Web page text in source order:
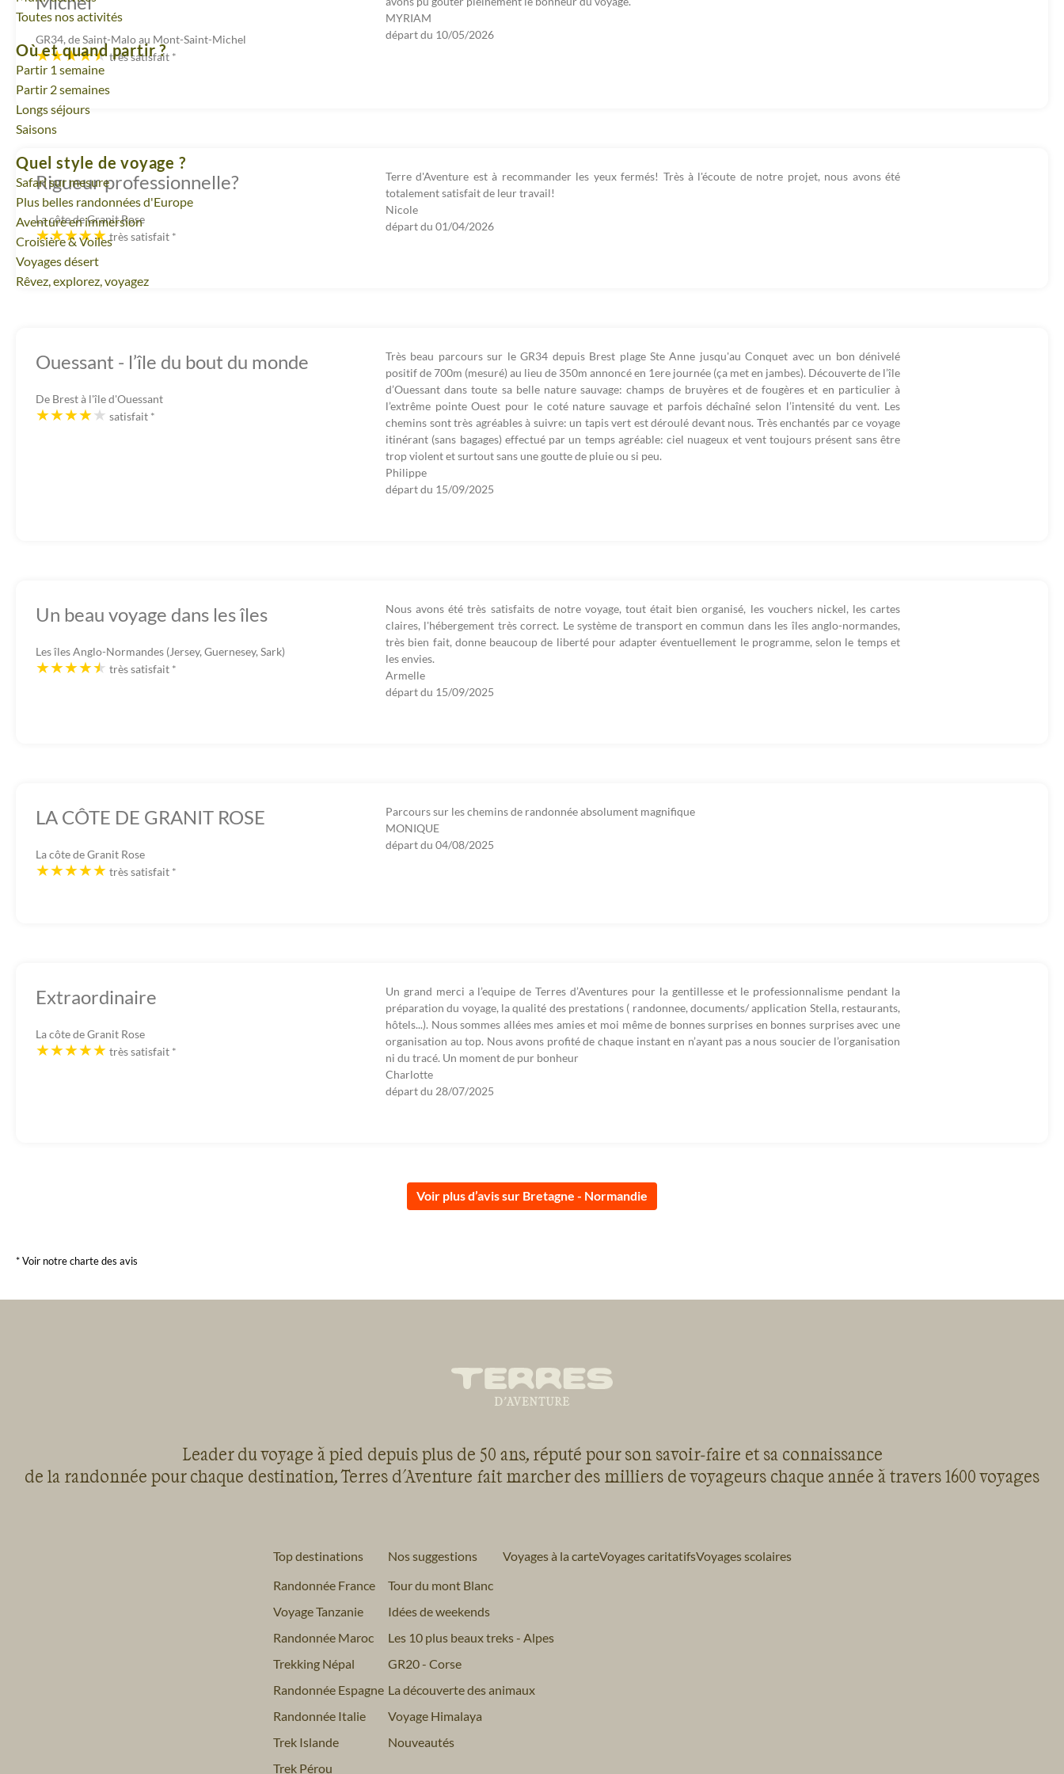
Toutes nos activités
Où et quand partir ?
Partir 1 semaine
Partir 2 semaines
Longs séjours
Saisons
Quel style de voyage ?
Safari sur mesure
Plus belles randonnées d'Europe
Aventure en immersion
Croisière & Voiles
Voyages désert
Rêvez, explorez, voyagez
GR34, de Saint-Malo au Mont-Saint-Michel
très satisfait *
MYRIAM
départ du 10/05/2026
Rigueur professionnelle?
La côte de Granit Rose
très satisfait *
Terre d'Aventure est à recommander les yeux fermés! Très à l'écoute de notre projet, nous avons été
totalement satisfait de leur travail!
Nicole
départ du 01/04/2026
Ouessant - l’île du bout du monde
De Brest à l'île d'Ouessant
satisfait *
Très beau parcours sur le GR34 depuis Brest plage Ste Anne jusqu'au Conquet avec un bon dénivelé
positif de 700m (mesuré) au lieu de 350m annoncé en 1ere journée (ça met en jambes). Découverte de l’île
d’Ouessant dans toute sa belle nature sauvage: champs de bruyères et de fougères et en particulier à
l’extrême pointe Ouest pour le coté nature sauvage et parfois déchaîné selon l’intensité du vent. Les
chemins sont très agréables à suivre: un tapis vert est déroulé devant nous. Très enchantés par ce voyage
itinérant (sans bagages) effectué par un temps agréable: ciel nuageux et vent toujours présent sans être
trop violent et surtout sans une goutte de pluie ou si peu.
Philippe
départ du 15/09/2025
Un beau voyage dans les îles
Les îles Anglo-Normandes (Jersey, Guernesey, Sark)
très satisfait *
Nous avons été très satisfaits de notre voyage, tout était bien organisé, les vouchers nickel, les cartes
claires, l'hébergement très correct. Le système de transport en commun dans les îles anglo-normandes,
très bien fait, donne beaucoup de liberté pour adapter éventuellement le programme, selon le temps et
les envies.
Armelle
départ du 15/09/2025
LA CÔTE DE GRANIT ROSE
La côte de Granit Rose
très satisfait *
Parcours sur les chemins de randonnée absolument magnifique
MONIQUE
départ du 04/08/2025
Extraordinaire
La côte de Granit Rose
très satisfait *
Un grand merci a l’equipe de Terres d’Aventures pour la gentillesse et le professionnalisme pendant la
préparation du voyage, la qualité des prestations ( randonnee, documents/ application Stella, restaurants,
hôtels...). Nous sommes allées mes amies et moi même de bonnes surprises en bonnes surprises avec une
organisation au top. Nous avons profité de chaque instant en n’ayant pas a nous soucier de l’organisation
ni du tracé. Un moment de pur bonheur
Charlotte
départ du 28/07/2025
Voir plus d’avis sur Bretagne - Normandie
* Voir notre charte des avis
Leader du voyage à pied depuis plus de 50 ans, réputé pour son savoir-faire et sa connaissance
de la randonnée pour chaque destination, Terres d'Aventure fait marcher des milliers de voyageurs chaque année à travers 1600 voyages
Top destinations
Randonnée France
Voyage Tanzanie
Randonnée Maroc
Trekking Népal
Randonnée Espagne
Randonnée Italie
Trek Islande
Trek Pérou
Nos suggestions
Tour du mont Blanc
Idées de weekends
Les 10 plus beaux treks - Alpes
GR20 - Corse
La découverte des animaux
Voyage Himalaya
Nouveautés
Voyages à la carteVoyages caritatifsVoyages scolaires